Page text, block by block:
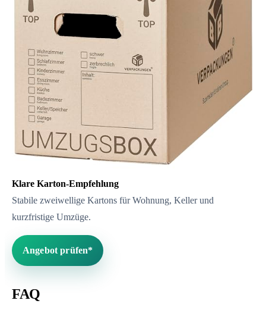
Klare Karton-Empfehlung
Stabile zweiwellige Kartons für Wohnung, Keller und
kurzfristige Umzüge.
Angebot prüfen*
FAQ